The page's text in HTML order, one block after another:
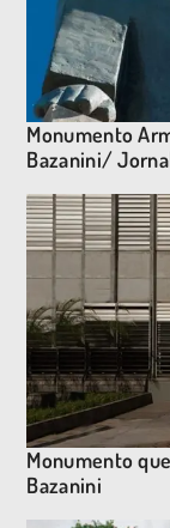
Monumento
Bazanini/
Monumento
Bazanini